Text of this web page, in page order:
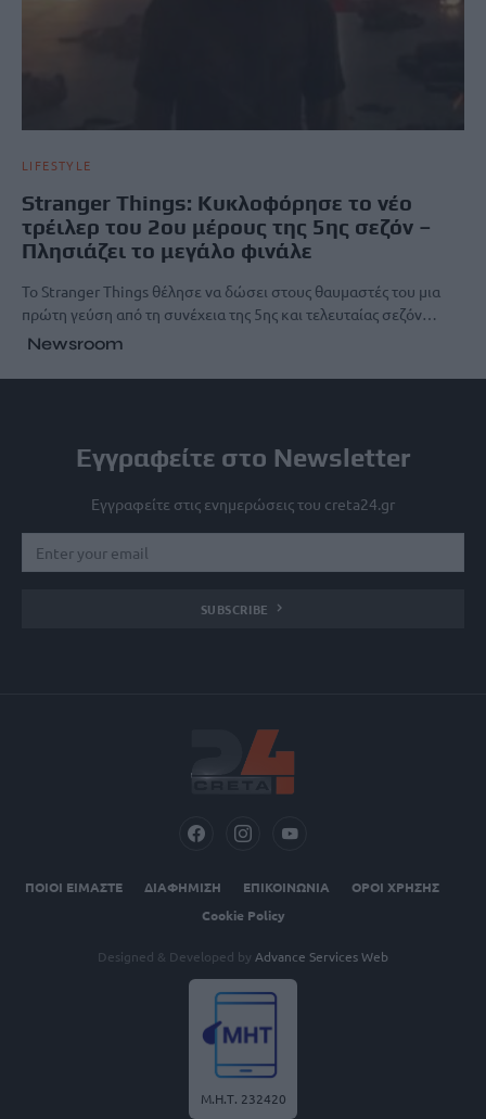
LIFESTYLE
Stranger Things: Κυκλοφόρησε το νέο
τρέιλερ του 2ου μέρους της 5ης σεζόν –
Πλησιάζει το μεγάλο φινάλε
Το Stranger Things θέλησε να δώσει στους θαυμαστές του μια
πρώτη γεύση από τη συνέχεια της 5ης και τελευταίας σεζόν…
Newsroom
Εγγραφείτε στο Newsletter
Εγγραφείτε στις ενημερώσεις του creta24.gr
SUBSCRIBE
ΠΟΙΟΙ ΕΙΜΑΣΤΕ ΔΙΑΦΗΜΙΣΗ ΕΠΙΚΟΙΝΩΝΙΑ
ΟΡΟΙ ΧΡΗΣΗΣ
Cookie Policy
Designed & Developed by Advance Services Web
Μ.Η.Τ. 232420